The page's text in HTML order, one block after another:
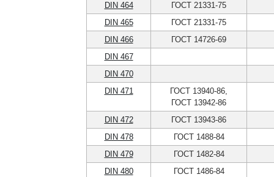
DIN 464
ГОСТ 21331-75
DIN 465
ГОСТ 21331-75
DIN 466
ГОСТ 14726-69
DIN 467
DIN 470
DIN 471
ГОСТ 13940-86,
ГОСТ 13942-86
DIN 472
ГОСТ 13943-86
DIN 478
ГОСТ 1488-84
DIN 479
ГОСТ 1482-84
DIN 480
ГОСТ 1486-84